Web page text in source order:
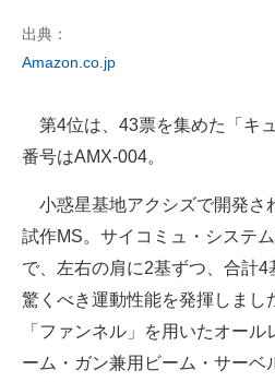
出典：
Amazon.co.jp
第4位は、43票を集めた「キ
番号はAMX-004。
小惑星基地アクシズで開発さ
試作MS。サイコミュ・システ
で、左右の肩に2基ずつ、合計4
驚くべき運動性能を発揮しまし
「ファンネル」を用いたオー
ーム・ガン兼用ビーム・サーベ